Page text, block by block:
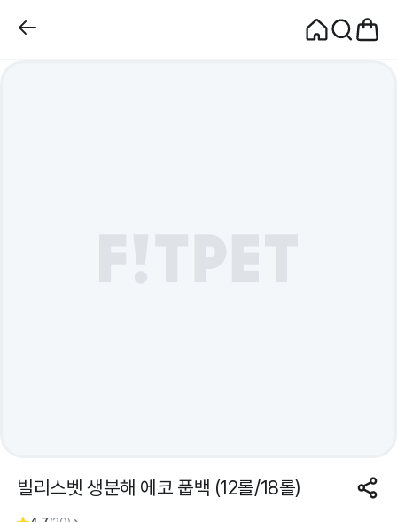
빌리스벳 생분해 에코 풉백 (12롤/18롤)